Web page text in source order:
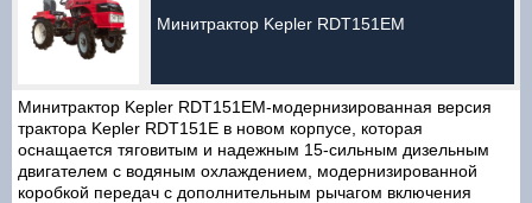
Минитрактор Kepler RDT151EM
Минитрактор Kepler RDT151EM-модернизированная версия
трактора Kepler RDT151E в новом корпусе, которая
оснащается тяговитым и надежным 15-сильным дизельным
двигателем с водяным охлаждением, модернизированной
коробкой передач с дополнительным рычагом включения